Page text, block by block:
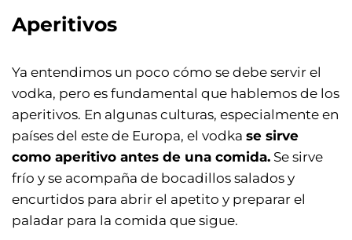
Aperitivos
Ya entendimos un poco cómo se debe servir el
vodka, pero es fundamental que hablemos de los
aperitivos. En algunas culturas, especialmente en
países del este de Europa, el vodka se sirve
como aperitivo antes de una comida. Se sirve
frío y se acompaña de bocadillos salados y
encurtidos para abrir el apetito y preparar el
paladar para la comida que sigue.